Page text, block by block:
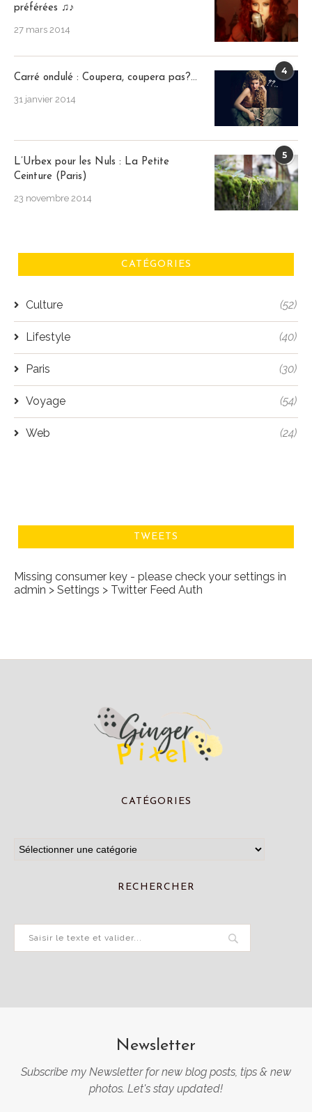
préférées ♫♪
27 mars 2014
4
Carré ondulé : Coupera, coupera pas?…
31 janvier 2014
5
L’Urbex pour les Nuls : La Petite
Ceinture (Paris)
23 novembre 2014
CATÉGORIES
Culture (52)
Lifestyle (40)
Paris (30)
Voyage (54)
Web (24)
TWEETS
Missing consumer key - please check your settings in
admin > Settings > Twitter Feed Auth
CATÉGORIES
RECHERCHER
Newsletter
Subscribe my Newsletter for new blog posts, tips & new
photos. Let's stay updated!